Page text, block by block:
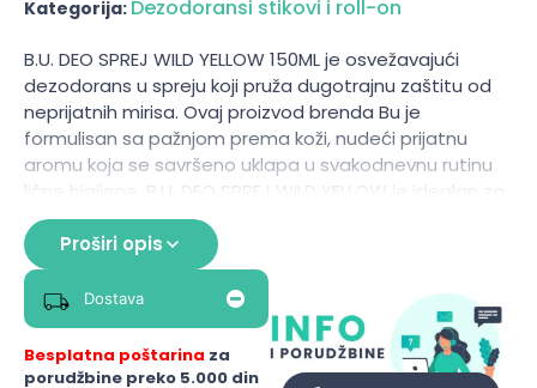
Kategorija: Dezodoransi stikovi i roll-on
B.U. DEO SPREJ WILD YELLOW 150ML je osvežavajući
dezodorans u spreju koji pruža dugotrajnu zaštitu od
neprijatnih mirisa. Ovaj proizvod brenda Bu je
formulisan sa pažnjom prema koži, nudeći prijatnu
aromu koja se savršeno uklapa u svakodnevnu rutinu
lične higijene. B.U. DEO SPREJ WILD YELLOW je idealan za
sve koji traže efikasan način da se osećaju sveže i
samouvereno tokom celog dana. Njegova lagana
tekstura omogućava brzo sušenje, a ne ostavlja
tragove na odeći.
Proširi opis
Dostava
Besplatna poštarina za
porudžbine preko 5.000 din